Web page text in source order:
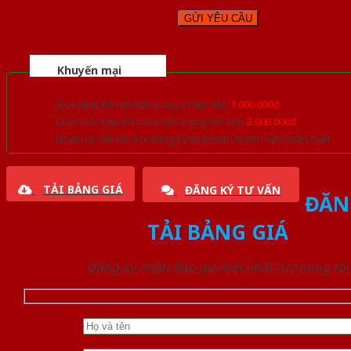
Khuyến mại
Quà tặng đồ nội thất trang trí lên đến 1.000.000đ
Giảm trực tiếp khi mua đơn hàng lớn hơn 3.000.000đ
Nhiều ưu đãi lớn khi đăng ký tài khoản thành viên thân thiết
TẢI BẢNG GIÁ ĐĂNG KÝ TƯ VẤN
TẢI BẢNG GIÁ
Đăng ký nhận báo giá mới nhất từ chúng tôi